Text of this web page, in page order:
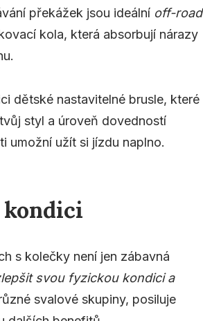
překážek jsou ideální off-road
kola, která absorbují nárazy
dětské nastavitelné brusle, které
styl a úroveň dovedností
umožní užít si jízdu naplno.
s kolečky není jen zábavná
svou fyzickou kondici a
svalové skupiny, posiluje